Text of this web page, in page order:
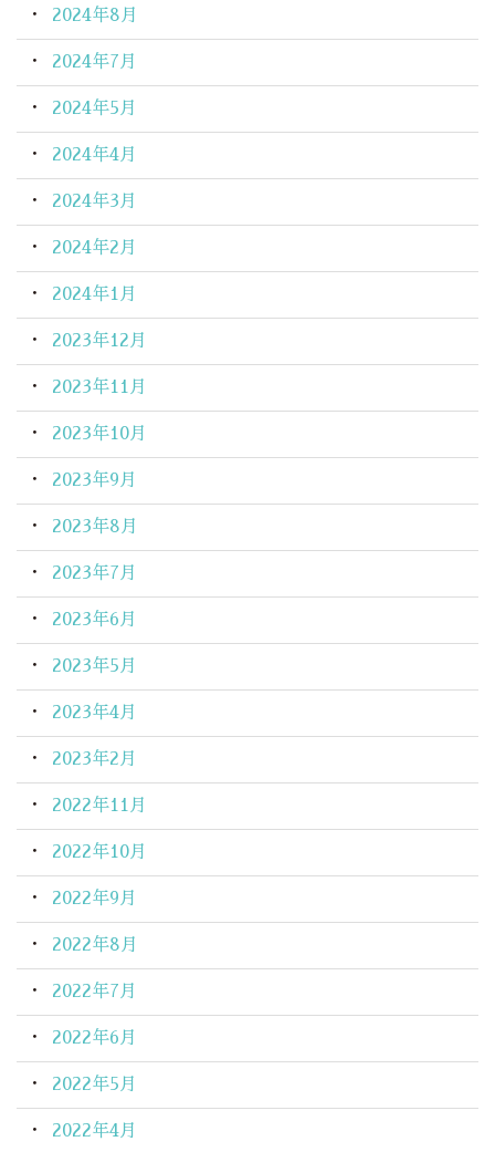
2024年8月
2024年7月
2024年5月
2024年4月
2024年3月
2024年2月
2024年1月
2023年12月
2023年11月
2023年10月
2023年9月
2023年8月
2023年7月
2023年6月
2023年5月
2023年4月
2023年2月
2022年11月
2022年10月
2022年9月
2022年8月
2022年7月
2022年6月
2022年5月
2022年4月